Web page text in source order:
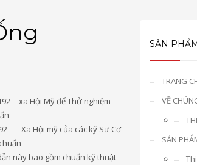
-- xã Hội Mỹ để Thử nghiệm
—- Xã Hội mỹ của các kỹ Sư Cơ
này bao gồm chuẩn kỹ thuật
SẢN
TRANG
VỀ
SẢN